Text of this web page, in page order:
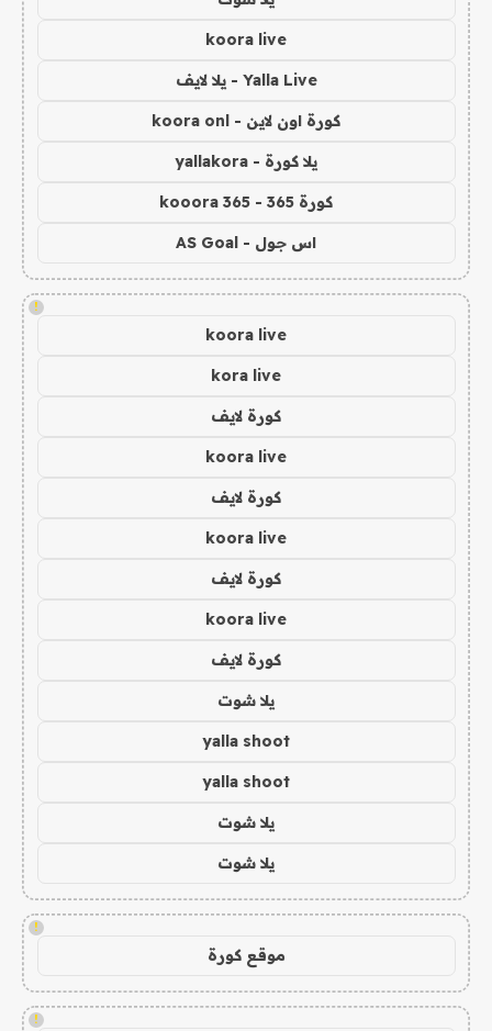
koora live
Yalla Live - يلا لايف
كورة اون لاين - koora onl
يلا كورة - yallakora
كورة 365 - kooora 365
اس جول - AS Goal
!
koora live
kora live
كورة لايف
koora live
كورة لايف
koora live
كورة لايف
koora live
كورة لايف
يلا شوت
yalla shoot
yalla shoot
يلا شوت
يلا شوت
!
موقع كورة
!